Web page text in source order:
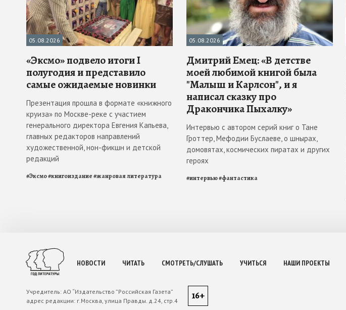
05.08.2026
«Эксмо» подвело итоги I
полугодия и представило
самые ожидаемые новинки
Презентация прошла в формате «книжного
круиза» по Москве-реке с участием
генерального директора Евгения Капьева,
главных редакторов направлений
художественной, нон-фикшн и детской
редакций
#Эксмо#книгоиздание#жанровая литература
05.08.2026
Дмитрий Емец: «В детстве
моей любимой книгой была
"Малыш и Карлсон", и я
написал сказку про
Дракончика Пыхалку»
Интервью с автором серий книг о Тане
Гроттер, Мефодии Буслаеве, о шнырах,
домовятах, космических пиратах и других
героях
#интервью#фантастика
НОВОСТИ ЧИТАТЬ СМОТРЕТЬ/СЛУШАТЬ УЧИТЬСЯ НАШИ ПРОЕКТЫ
Учредитель: АО “Издательство ”Российская Газета”
адрес редакции: г.Москва, улица Правды. д.24, стр.4 16+